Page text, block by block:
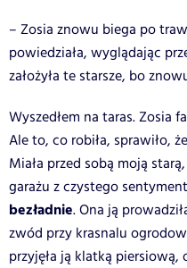
– Zosia znowu biega po
powiedziała, wyglądając
założyła te starsze, bo
Wyszedłem na taras. Zosia
Ale to, co robiła, sprawiło,
Miała przed sobą moją
garażu z czystego
bezładnie. Ona ją
zwód przy krasnalu
przyjęła ją klatką piersiową,